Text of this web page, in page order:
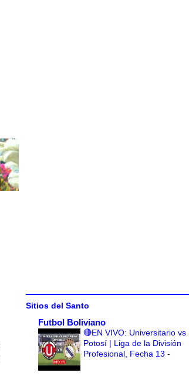
Sitios del Santo
Futbol Boliviano
🔴EN VIVO: Universitario vs
Potosí | Liga de la División
Profesional, Fecha 13 -